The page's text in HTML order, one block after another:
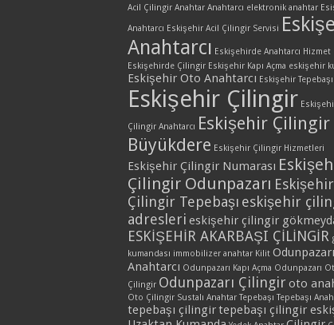
Acil Çilingir Anahtar Anahtarcı elektronik anahtar
Anahtarcı Eskişehir Acil Çilingir Servisi
Anahtarcı Eskişehirde Anahtarcı Hizmet
Eskişehirde Çilingir Eskişehir Kapı Açma eskişehir
Eskişehir Oto Anahtarcı Eskişehir
Eskişehir Çilingir
Çilingir Anahtarcı Eskişehir Çilingir
Büyükdere Eskişehir Çilingir Hizmetleri
Eskişehir Çilingir Numarası
Çilingir Odunpazarı Eskişehir
Çilingir Tepebaşı eskişehir
adresleri eskişehir çilingir
ESKİŞEHİR AKARBAŞI ÇİLİNGİR
kumandası immobilizer anahtar Kilit Odunpazarı
Anahtarcı Odunpazarı Kapı Açma Odunpazarı
Çilingir Odunpazarı Çilingiroto
Oto Çilingir Sustalı Anahtar Tepebaşı Tepebaşı
tepebaşı çilingirtepebaşı çilingir